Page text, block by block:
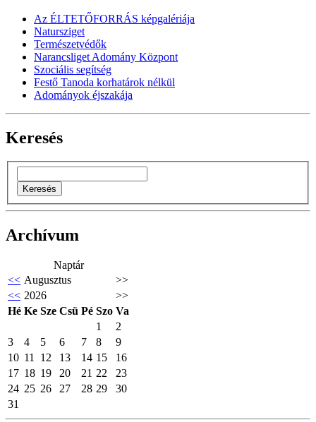
Az ÉLTETŐFORRÁS képgalériája
Natursziget
Természetvédők
Narancsliget Adomány Központ
Szociális segítség
Festő Tanoda korhatárok nélkül
Adományok éjszakája
Keresés
Archívum
Naptár
<< Augusztus
>>
<< 2026
>>
Hé Ke Sze Csü Pé Szo Va
1
2
3
4 5 6 7 8
9
10 11 12 13 14 15
16
17 18 19 20 21 22
23
24 25 26 27 28 29
30
31